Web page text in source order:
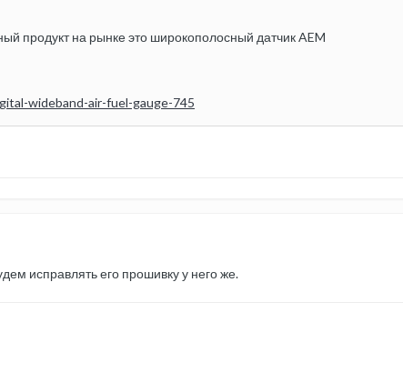
продукт на рынке это широкополосный датчик AEM
wideband-air-fuel-gauge-745
исправлять его прошивку у него же.